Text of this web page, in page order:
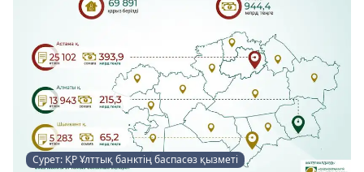
Сурет: ҚР Ұлттық банктің баспасөз қызметі